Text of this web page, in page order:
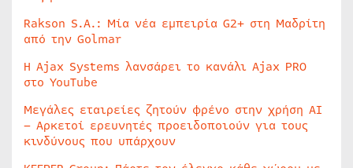
Rakson S.A.: Μία νέα εμπειρία G2+ στη Μαδρίτη
από την Golmar
Η Ajax Systems λανσάρει το κανάλι Ajax PRO
στο YouTube
Μεγάλες εταιρείες ζητούν φρένο στην χρήση AI
– Αρκετοί ερευνητές προειδοποιούν για τους
κινδύνους που υπάρχουν